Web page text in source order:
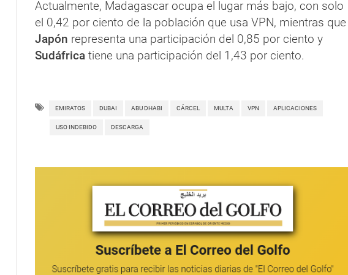
Actualmente, Madagascar ocupa el lugar más bajo, con solo
el 0,42 por ciento de la población que usa VPN, mientras que
Japón representa una participación del 0,85 por ciento y
Sudáfrica tiene una participación del 1,43 por ciento.
EMIRATOS DUBAI ABU DHABI CÁRCEL MULTA VPN APLICACIONES
USO INDEBIDO DESCARGA